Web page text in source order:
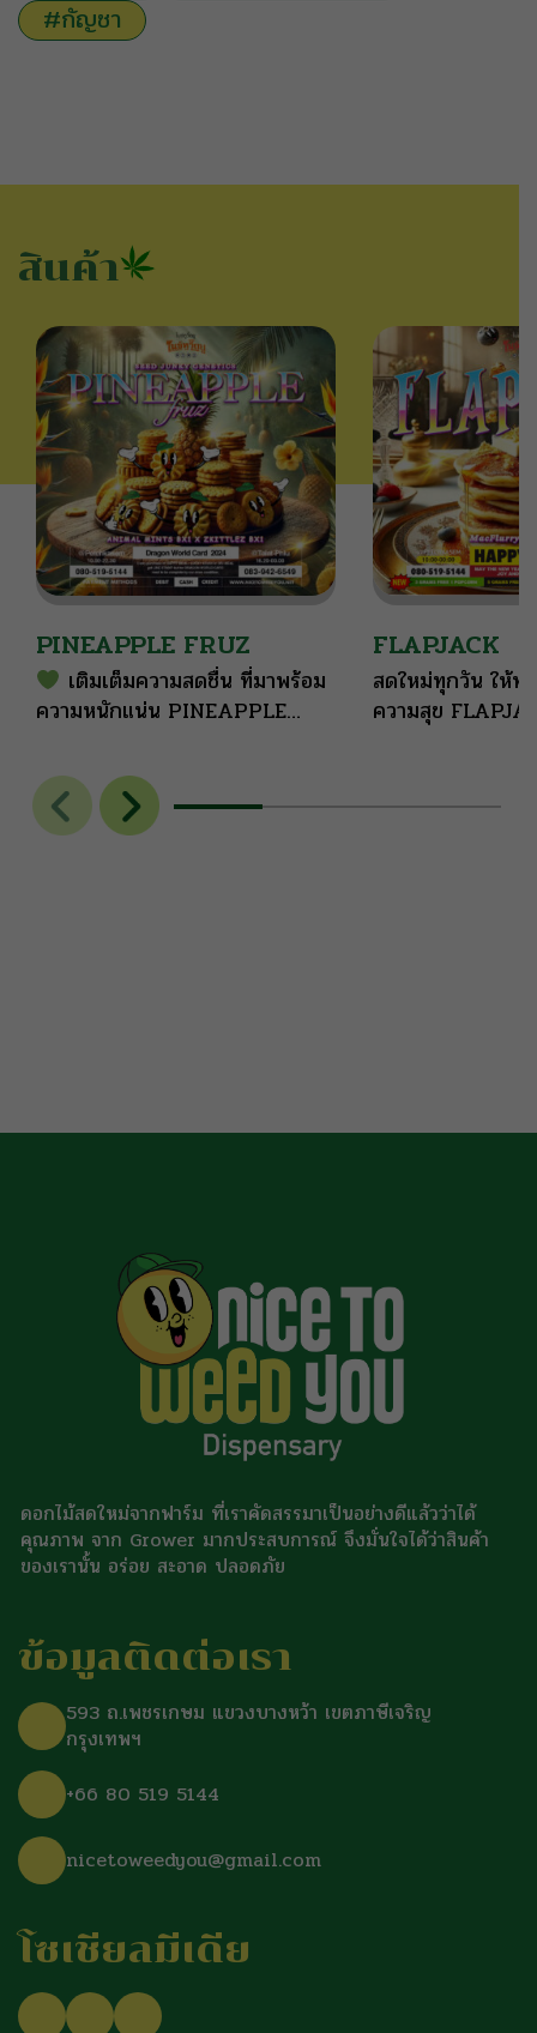
#กัญชา
สินค้า
PINEAPPLE FRUZ
เติมเต็มความสดชื่น ที่มาพร้อม
ความหนักแน่น PINEAPPLE
FLAPJACK
สดใหม่ทุกวัน ให้ทุ
ความสุข
ดอกไม้สดใหม่จากฟาร์ม ที่เราคัดสรรมาเป็นอย่างดีแล้วว่าได้
คุณภาพ จาก Grower มากประสบการณ์ จึงมั่นใจได้ว่าสินค้า
ของเรานั้น อร่อย สะอาด ปลอดภัย
ข้อมูลติดต่อเรา
593 ถ.เพชรเกษม แขวงบางหว้า เขตภาษีเจริญ
กรุงเทพฯ
+66 80 519 5144
nicetoweedyou@gmail.com
โซเชียลมีเดีย